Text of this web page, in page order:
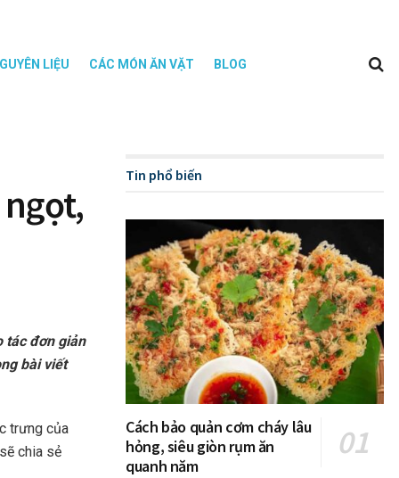
LIỆU CÁC MÓN ĂN VẶT BLOG
ngọt,
tác đơn giản
bài viết
trưng của
chia sẻ
Tin phổ biến
Cách bảo quản cơm cháy lâu
hỏng, siêu giòn rụm ăn
quanh năm